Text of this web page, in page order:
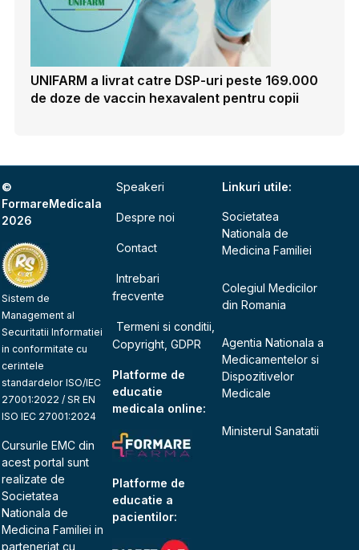
UNIFARM a livrat catre DSP-uri peste 169.000
de doze de vaccin hexavalent pentru copii
©
FormareMedicala
2026
Sistem de
Management al
Securitatii Informatiei
in conformitate cu
cerintele
standardelor ISO/IEC
27001:2022 / SR EN
ISO IEC 27001:2024
Cursurile EMC din
acest portal sunt
realizate de
Societatea
Nationala de
Medicina Familiei in
parteneriat cu
Speakeri
Despre noi
Contact
Intrebari
frecvente
Termeni si conditii,
Copyright, GDPR
Platforme de
educatie
medicala online:
Platforme de
educatie a
pacientilor:
Linkuri utile:
Societatea
Nationala de
Medicina Familiei
Colegiul Medicilor
din Romania
Agentia Nationala a
Medicamentelor si
Dispozitivelor
Medicale
Ministerul Sanatatii